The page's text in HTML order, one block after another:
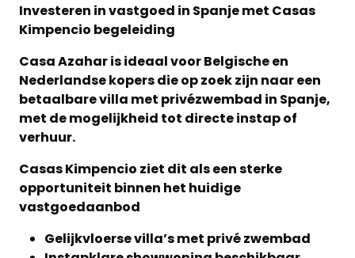
Investeren in vastgoed in Spanje met Casas
Kimpencio begeleiding
Casa Azahar is ideaal voor Belgische en
Nederlandse kopers die op zoek zijn naar een
betaalbare villa met privézwembad in Spanje,
met de mogelijkheid tot directe instap of
verhuur.
Casas Kimpencio ziet dit als een sterke
opportuniteit binnen het huidige
vastgoedaanbod
Gelijkvloerse villa’s met privé zwembad